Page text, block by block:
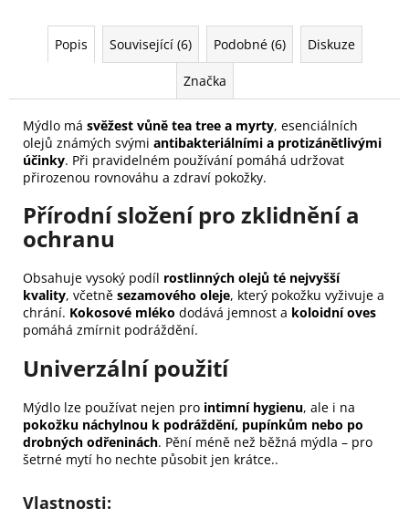
Popis Související (6) Podobné (6) Diskuze
Značka
Mýdlo má svěžest vůně tea tree a myrty, esenciálních
olejů známých svými antibakteriálními a protizánětlivými
účinky. Při pravidelném používání pomáhá udržovat
přirozenou rovnováhu a zdraví pokožky.
Přírodní složení pro zklidnění a
ochranu
Obsahuje vysoký podíl rostlinných olejů té nejvyšší
kvality, včetně sezamového oleje, který pokožku vyživuje a
chrání. Kokosové mléko dodává jemnost a koloidní oves
pomáhá zmírnit podráždění.
Univerzální použití
Mýdlo lze používat nejen pro intimní hygienu, ale i na
pokožku náchylnou k podráždění, pupínkům nebo po
drobných odřeninách. Pění méně než běžná mýdla – pro
šetrné mytí ho nechte působit jen krátce..
Vlastnosti: